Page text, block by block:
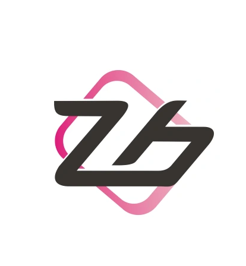
HLEDAT
DOPORUČUJEME